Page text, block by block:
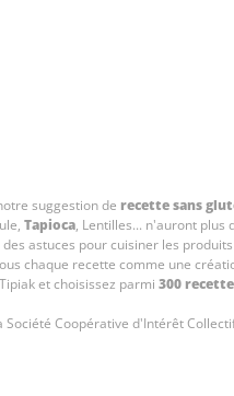
suggestion de recette sans
Tapioca, Lentilles... n'auront plus
astuces pour cuisiner les
chaque recette comme une
et choisissez parmi 300
Société Coopérative d'Intérêt